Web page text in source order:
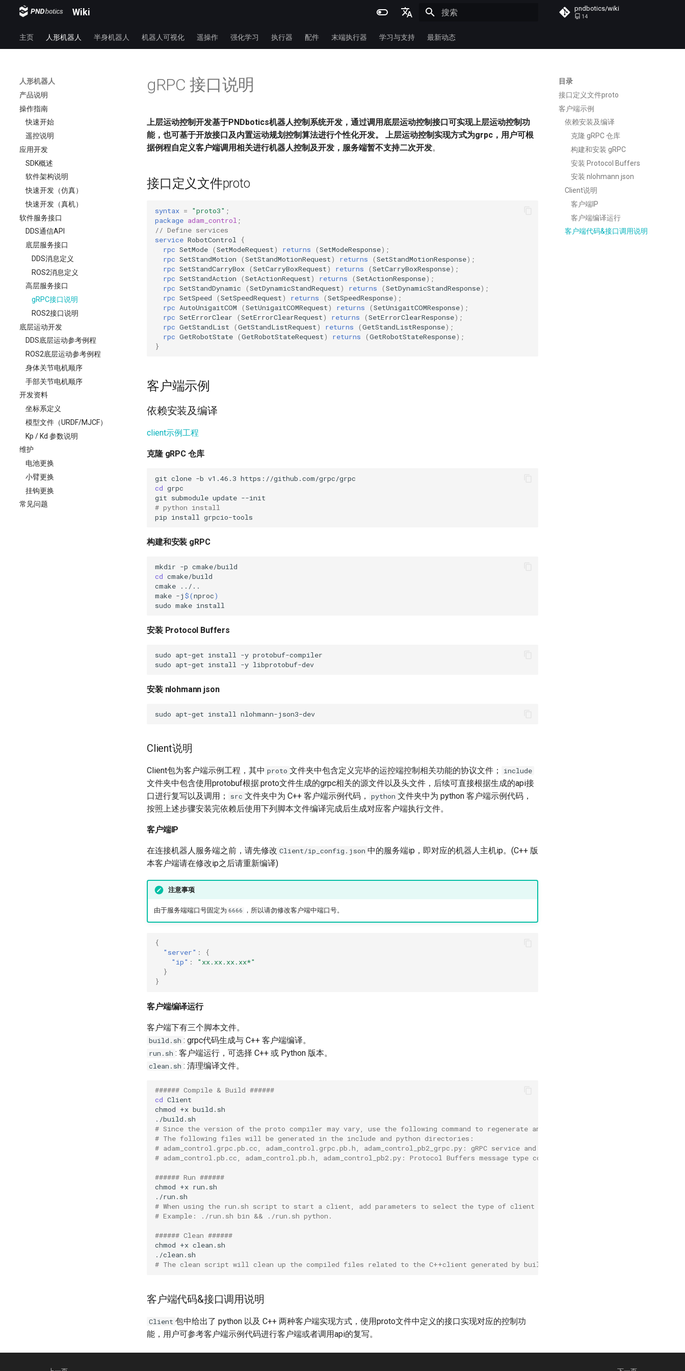
Wiki
English
pndbotics/wiki
14
主页 人形机器人 半身机器人 机器人可视化 遥操作 强化学习 执行器 配件 末端执行器 学习与支持 最新动态
人形机器人
产品说明
操作指南
快速开始
遥控说明
应用开发
SDK概述
软件架构说明
快速开发（仿真）
快速开发（真机）
软件服务接口
DDS通信API
底层服务接口
DDS消息定义
ROS2消息定义
高层服务接口
gRPC接口说明
ROS2接口说明
底层运动开发
DDS底层运动参考例程
ROS2底层运动参考例程
身体关节电机顺序
手部关节电机顺序
开发资料
坐标系定义
模型文件（URDF/MJCF）
Kp / Kd 参数说明
维护
电池更换
小臂更换
挂钩更换
常见问题
目录
接口定义文件proto
客户端示例
依赖安装及编译
克隆 gRPC 仓库
构建和安装 gRPC
安装 Protocol Buffers
安装 nlohmann json
Client说明
客户端IP
客户端编译运行
客户端代码&接口调用说明
gRPC 接口说明
上层运动控制开发基于PNDbotics机器人控制系统开发，通过调用底层运动控制接口可实现上层运动控制功
能，也可基于开放接口及内置运动规划控制算法进行个性化开发。 上层运动控制实现方式为grpc，用户可根
据例程自定义客户端调用相关进行机器人控制及开发，服务端暂不支持二次开发。
接口定义文件proto
syntax = "proto3" ;
package adam_control ;
// Define services
service RobotControl
{
rpc SetMode (SetModeRequest) returns (SetModeResponse);
rpc SetStandMotion (SetStandMotionRequest) returns (SetStandMotionResponse);
rpc SetStandCarryBox (SetCarryBoxRequest) returns (SetCarryBoxResponse);
rpc SetStandAction (SetActionRequest) returns (SetActionResponse);
rpc SetStandDynamic (SetDynamicStandRequest) returns (SetDynamicStandResponse);
rpc SetSpeed (SetSpeedRequest) returns (SetSpeedResponse);
rpc AutoUnigaitCOM (SetUnigaitCOMRequest) returns (SetUnigaitCOMResponse);
rpc SetErrorClear (SetErrorClearRequest) returns (SetErrorClearResponse);
rpc GetStandList (GetStandListRequest) returns (GetStandListResponse);
rpc GetRobotState (GetRobotStateRequest) returns (GetRobotStateResponse);
}
客户端示例
依赖安装及编译
client示例工程
克隆 gRPC 仓库
git clone -b v1.46.3
cd
git submodule update
# python install
pip install
构建和安装 gRPC
mkdir -p
cd
cmake
make -j $(nproc)
sudo make
安装 Protocol Buffers
sudo apt-get install -y
sudo apt-get install -y
安装 nlohmann json
sudo apt-get install
Client说明
Client包为客户端示例工程，其中 proto 文件夹中包含定义完毕的运控端控制相关功能的协议文件； include
文件夹中包含使用protobuf根据.proto文件生成的grpc相关的源文件以及头文件，后续可直接根据生成的api接
口进行复写以及调用；
src 文件夹中为 C++ 客户端示例代码， python 文件夹中为 python 客户端示例代码，
按照上述步骤安装完依赖后使用下列脚本文件编译完成后生成对应客户端执行文件。
客户端IP
在连接机器人服务端之前，请先修改 Client/ip_config.json 中的服务端ip，即对应的机器人主机ip。(C++ 版
本客户端请在修改ip之后请重新编译)
注意事项
由于服务端端口号固定为 6666 ，所以请勿修改客户端中端口号。
{
"server" :
{
"ip" :
"xx.xx.xx.xx*"
}
}
客户端编译运行
客户端下有三个脚本文件。
build.sh : grpc代码生成与 C++ 客户端编译。
run.sh : 客户端运行，可选择 C++ 或 Python 版本。
clean.sh : 清理编译文件。
###### Compile & Build ######
cd
chmod +x
# Since the version of the proto compiler may vary, use the following command to regenerate and replace files locally on the
# The following files will be generated in the include and python directories:
# adam_control.grpc.pb.cc, adam_control.grpc.pb.h, adam_control_pb2_grpc.py: gRPC service and client code.
# adam_control.pb.cc, adam_control.pb.h, adam_control_pb2.py: Protocol Buffers message type code.
###### Run ######
chmod +x
# When using the run.sh script to start a client, add parameters to select the type of client to start. If no parameters are
# Example: ./run.sh bin && ./run.sh python.
###### Clean ######
chmod +x
# The clean script will clean up the compiled files related to the C++client generated by build, but will not delete the
客户端代码&接口调用说明
Client 包中给出了 python 以及 C++ 两种客户端实现方式，使用proto文件中定义的接口实现对应的控制功
能，用户可参考客户端示例代码进行客户端或者调用api的复写。